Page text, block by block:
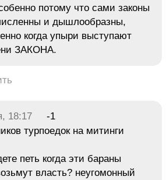
потому что сами законы
и дышлообразны,
когда упыри выступают
ЗАКОНА.
18:17
-1
турпоедок на митинги
петь когда эти бараны
власть? неугомонный